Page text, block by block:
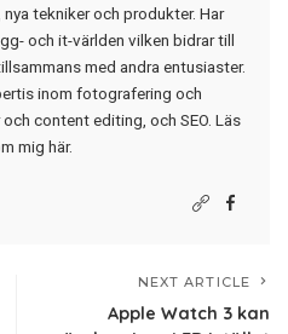
tekniker och produkter. Har
och it-världen vilken bidrar till
med andra entusiaster.
inom fotografering och
content editing, och SEO. Läs
mig här.
NEXT ARTICLE
Apple Watch 3 kan